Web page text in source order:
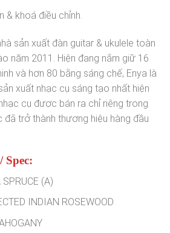
& khoá điều chỉnh.
sản xuất đàn guitar & ukulele toàn
năm 2011. Hiện đang nắm giữ 16
và hơn 80 bằng sáng chế, Enya là
xuất nhạc cụ sáng tạo nhất hiện
cụ được bán ra chỉ riêng trong
đã trở thành thương hiệu hàng đầu
Spec:
(A)
INDIAN ROSEWOOD